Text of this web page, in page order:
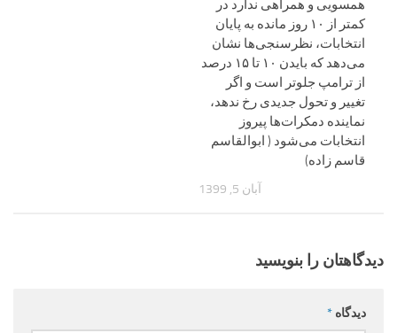
همسویی و همراهی ندارد در
کمتر از ۱۰ روز مانده به پایان
انتخابات، نظرسنجی‌ها نشان
می‌دهد که بایدن ۱۰ تا ۱۵ درصد
از ترامپ جلوتر است و اگر
تغییر و تحول جدیدی رخ ندهد،
نماینده دمکرات‌ها پیروز
انتخابات می‌شود ( ابوالقاسم
قاسم زاده)
آبان 5, 1399
دیدگاهتان را بنویسید
دیدگاه *